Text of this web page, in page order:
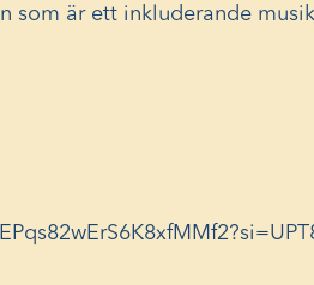
som är ett inkluderande